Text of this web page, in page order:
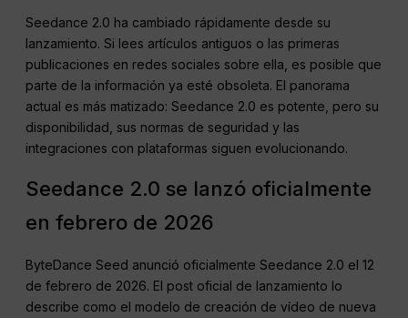
Seedance 2.0 ha cambiado rápidamente desde su
lanzamiento. Si lees artículos antiguos o las primeras
publicaciones en redes sociales sobre ella, es posible que
parte de la información ya esté obsoleta. El panorama
actual es más matizado: Seedance 2.0 es potente, pero su
disponibilidad, sus normas de seguridad y las
integraciones con plataformas siguen evolucionando.
Seedance 2.0 se lanzó oficialmente
en febrero de 2026
ByteDance Seed anunció oficialmente Seedance 2.0 el 12
de febrero de 2026. El post oficial de lanzamiento lo
describe como el modelo de creación de vídeo de nueva